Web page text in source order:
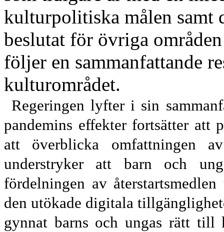
kulturpolitiska målen samt
beslutat för övriga
följer en sammanfattande
kulturområdet.
Regeringen lyfter i sin
pandemins effekter fortsätter att
att överblicka omfattningen
understryker att barn och
fördelningen av
den utökade digitala
gynnat barns och ungas rätt